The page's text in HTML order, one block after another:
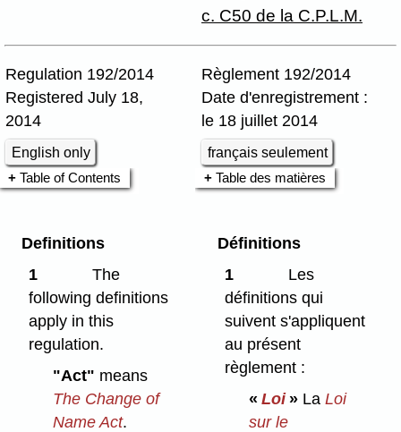
c. C50 de la C.P.L.M.
Regulation 192/2014
Registered July 18,
2014
English only
Règlement 192/2014
Date d'enregistrement :
le 18 juillet 2014
français seulement
Table of Contents
Table des matières
Definitions
1
The
following definitions
apply in this
regulation.
"Act" means
The Change of
Name Act.
Définitions
1
Les
définitions qui
suivent s'appliquent
au présent
règlement :
« Loi»La Loi
sur le